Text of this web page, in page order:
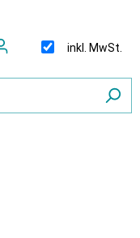
inkl. MwSt.